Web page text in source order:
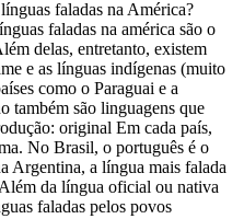
faladas na América?
faladas na américa são o
delas, entretanto, existem
e as línguas indígenas (muito
como o Paraguai e a
também são linguagens que
original Em cada país,
No Brasil, o português é o
Argentina, a língua mais falada
da língua oficial ou nativa
faladas pelos povos